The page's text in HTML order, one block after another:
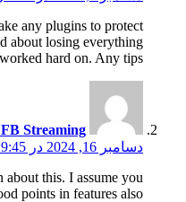
any plugins to protect
about losing everything
hard on. Any tips?
Streaming
دسامبر 16, 2024 در 9:45 ب.ظ
about this. I assume you
points in features also.